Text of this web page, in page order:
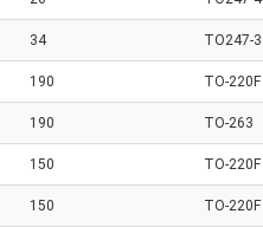
34 TO247-3
190 TO-220F
190 TO-263
150 TO-220F
150 TO-220F